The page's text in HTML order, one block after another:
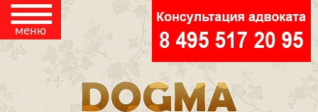
ЖИЛИЩНЫЕ
СПОРЫ
ЮРИДИЧЕСКАЯ
ПОМОЩЬ
ПОТРЕБИТЕЛЯМ
☰
меню